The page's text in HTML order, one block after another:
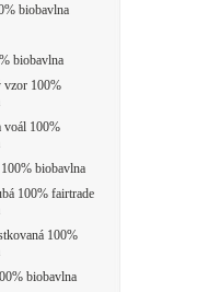
biobavlna
biobavlna
100%
voál 100%
biobavlna
100% fairtrade
100%
biobavlna